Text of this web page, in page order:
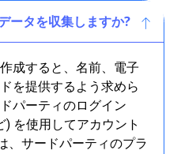
ータを収集しますか?
成すると、名前、電子
を提供するよう求めら
パーティのログイン
) を使用してアカウント
、サードパーティのプラ